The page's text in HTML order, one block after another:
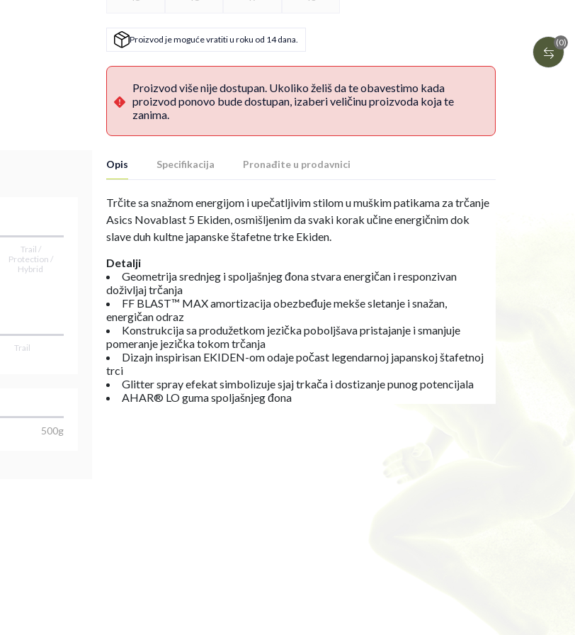
(0)
Trail /
Protection /
Hybrid
Trail
500g
Proizvod je moguće vratiti u roku od 14 dana.
Proizvod više nije dostupan. Ukoliko želiš da te obavestimo kada
proizvod ponovo bude dostupan, izaberi veličinu proizvoda koja te
zanima.
Opis Specifikacija Pronađite u prodavnici
Trčite sa snažnom energijom i upečatljivim stilom u muškim patikama za trčanje
Asics Novablast 5 Ekiden, osmišljenim da svaki korak učine energičnim dok
slave duh kultne japanske štafetne trke Ekiden.
Detalji
Geometrija srednjeg i spoljašnjeg đona stvara energičan i responzivan
doživljaj trčanja
FF BLAST™ MAX amortizacija obezbeđuje mekše sletanje i snažan,
energičan odraz
Konstrukcija sa produžetkom jezička poboljšava pristajanje i smanjuje
pomeranje jezička tokom trčanja
Dizajn inspirisan EKIDEN-om odaje počast legendarnoj japanskoj štafetnoj
trci
Glitter spray efekat simbolizuje sjaj trkača i dostizanje punog potencijala
AHAR® LO guma spoljašnjeg đona